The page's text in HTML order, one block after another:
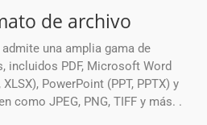
de archivo
una amplia gama de
incluidos PDF, Microsoft Word
XLSX), PowerPoint (PPT, PPTX) y
como JPEG, PNG, TIFF y más. .